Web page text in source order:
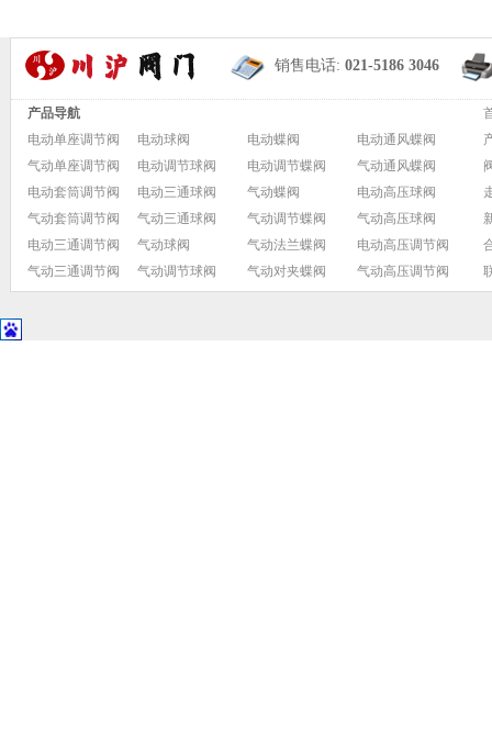
销售电话: 021-5186 3046
产品导航
电动单座调节阀
气动单座调节阀
电动套筒调节阀
气动套筒调节阀
电动三通调节阀
气动三通调节阀
电动球阀
电动调节球阀
电动三通球阀
气动三通球阀
气动球阀
气动调节球阀
电动蝶阀
电动调节蝶阀
气动蝶阀
气动调节蝶阀
气动法兰蝶阀
气动对夹蝶阀
电动通风蝶阀
气动通风蝶阀
电动高压球阀
气动高压球阀
电动高压调节阀
气动高压调节阀